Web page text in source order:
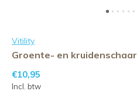
Vitility
Groente- en kruidenschaar
€10,95
Incl. btw